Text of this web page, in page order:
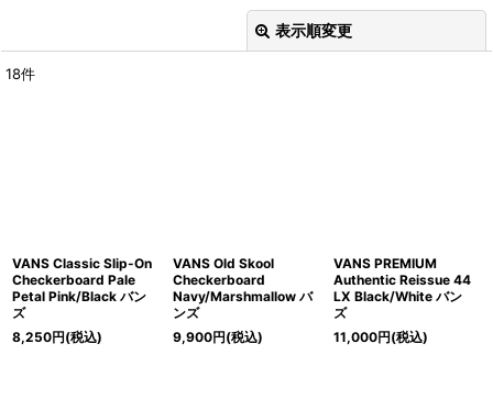
表示順変更
18件
VANS Classic Slip-On
Checkerboard Pale
Petal Pink/Black バン
ズ
8,250円(税込)
VANS Old Skool
Checkerboard
Navy/Marshmallow バ
ンズ
9,900円(税込)
VANS PREMIUM
Authentic Reissue 44
LX Black/White バン
ズ
11,000円(税込)